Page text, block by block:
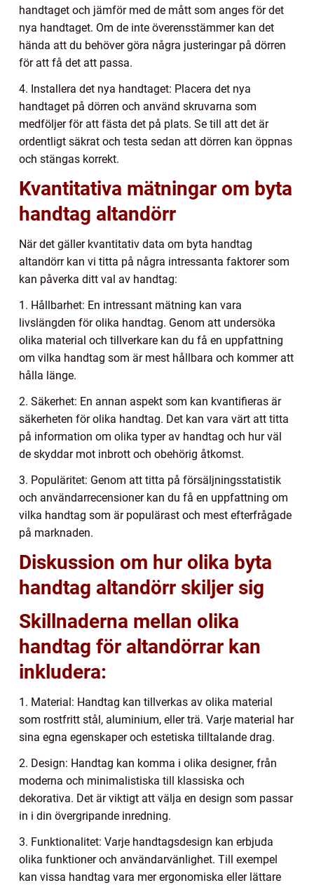
handtaget och jämför med de mått som anges för det
nya handtaget. Om de inte överensstämmer kan det
hända att du behöver göra några justeringar på dörren
för att få det att passa.
4. Installera det nya handtaget: Placera det nya
handtaget på dörren och använd skruvarna som
medföljer för att fästa det på plats. Se till att det är
ordentligt säkrat och testa sedan att dörren kan öppnas
och stängas korrekt.
Kvantitativa mätningar om byta
handtag altandörr
När det gäller kvantitativ data om byta handtag
altandörr kan vi titta på några intressanta faktorer som
kan påverka ditt val av handtag:
1. Hållbarhet: En intressant mätning kan vara
livslängden för olika handtag. Genom att undersöka
olika material och tillverkare kan du få en uppfattning
om vilka handtag som är mest hållbara och kommer att
hålla länge.
2. Säkerhet: En annan aspekt som kan kvantifieras är
säkerheten för olika handtag. Det kan vara värt att titta
på information om olika typer av handtag och hur väl
de skyddar mot inbrott och obehörig åtkomst.
3. Populäritet: Genom att titta på försäljningsstatistik
och användarrecensioner kan du få en uppfattning om
vilka handtag som är populärast och mest efterfrågade
på marknaden.
Diskussion om hur olika byta
handtag altandörr skiljer sig
Skillnaderna mellan olika
handtag för altandörrar kan
inkludera:
1. Material: Handtag kan tillverkas av olika material
som rostfritt stål, aluminium, eller trä. Varje material har
sina egna egenskaper och estetiska tilltalande drag.
2. Design: Handtag kan komma i olika designer, från
moderna och minimalistiska till klassiska och
dekorativa. Det är viktigt att välja en design som passar
in i din övergripande inredning.
3. Funktionalitet: Varje handtagsdesign kan erbjuda
olika funktioner och användarvänlighet. Till exempel
kan vissa handtag vara mer ergonomiska eller lättare